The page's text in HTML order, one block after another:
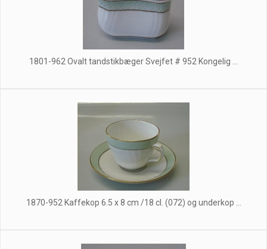
1801-962 Ovalt tandstikbæger Svejfet # 952 Kongelig ...
1870-952 Kaffekop 6.5 x 8 cm /18 cl. (072) og underkop ...